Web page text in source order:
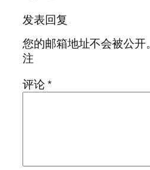
发表回复
您的邮箱地址不会被公开。
注
评论*